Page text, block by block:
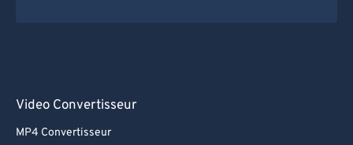
Video Convertisseur
MP4 Convertisseur